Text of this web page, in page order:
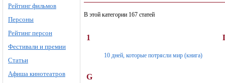
Рейтинг фильмов
Персоны
Рейтинг персон
Фестивали и премии
Статьи
Афиша кинотеатров
В этой категории 167 статей
1
10 дней, которые потрясли мир (книга)
G